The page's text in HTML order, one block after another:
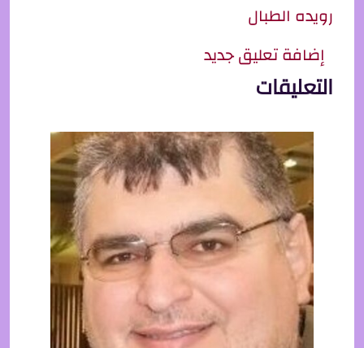
رويده الطبال
إضافة تعليق جديد
التعليقات